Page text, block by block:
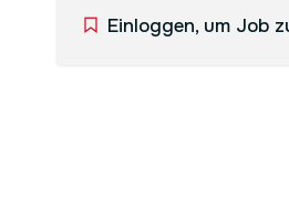
Einloggen, um Job